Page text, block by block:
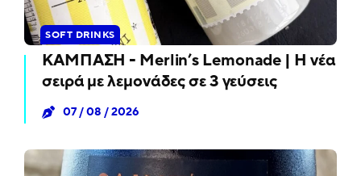
SOFT DRINKS
ΚΑΜΠΑΣΗ - Merlin’s Lemonade | Η νέα
σειρά με λεμονάδες σε 3 γεύσεις
07 / 08 / 2026